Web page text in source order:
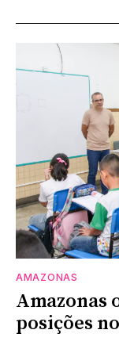
AMAZONAS
Amazonas
posições